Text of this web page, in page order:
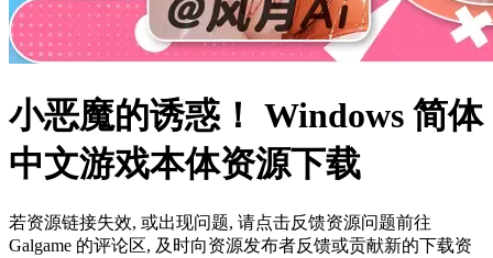
小恶魔的诱惑！ Windows 简体
中文游戏本体资源下载
若资源链接失效, 或出现问题, 请点击反馈资源问题前往
Galgame 的评论区, 及时向资源发布者反馈或贡献新的下载资